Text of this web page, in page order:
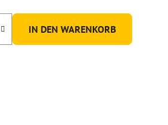
IN DEN WARENKORB